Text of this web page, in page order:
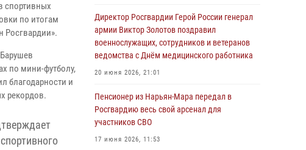
спортивных
по итогам
Росгвардии».
по мини-футболу,
благодарности и
рекордов.
Директор Росгвардии Герой России генерал
армии Виктор Золотов поздравил
военнослужащих, сотрудников и ветеранов
ведомства с Днём медицинского работника
20 июня 2026, 21:01
Пенсионер из Нарьян-Мара передал в
Росгвардию весь свой арсенал для
участников СВО
17 июня 2026, 11:53